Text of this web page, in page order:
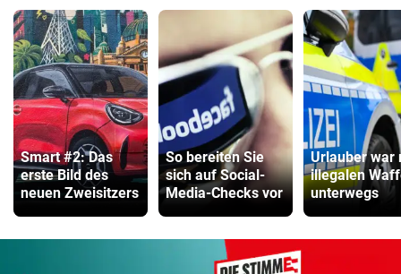
Smart #2: Das
erste Bild des
neuen Zweisitzers
So bereiten Sie
sich auf Social-
Media-Checks vor
Urlauber war
illegalen
unterwegs